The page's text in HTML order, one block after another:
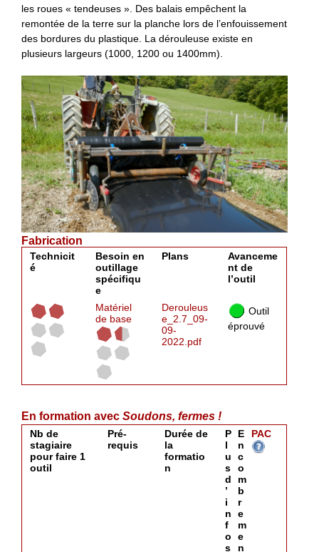
les roues « tendeuses ». Des balais empêchent la
remontée de la terre sur la planche lors de l’enfouissement
des bordures du plastique. La dérouleuse existe en
plusieurs largeurs (1000, 1200 ou 1400mm).
Fabrication
Technicit
é
Besoin en
outillage
spécifiqu
e
Plans
Avanceme
nt de
l’outil
Matériel
de base
Derouleus
e_2.7_09-
09-
2022.pdf
Outil
éprouvé
En formation avec Soudons, fermes !
Nb de
stagiaire
pour faire 1
outil
Pré-
requis
Durée de
la
formatio
n
P
l
u
s
d
’
i
n
f
o
s
E
n
c
o
m
b
r
e
m
e
n
PAC